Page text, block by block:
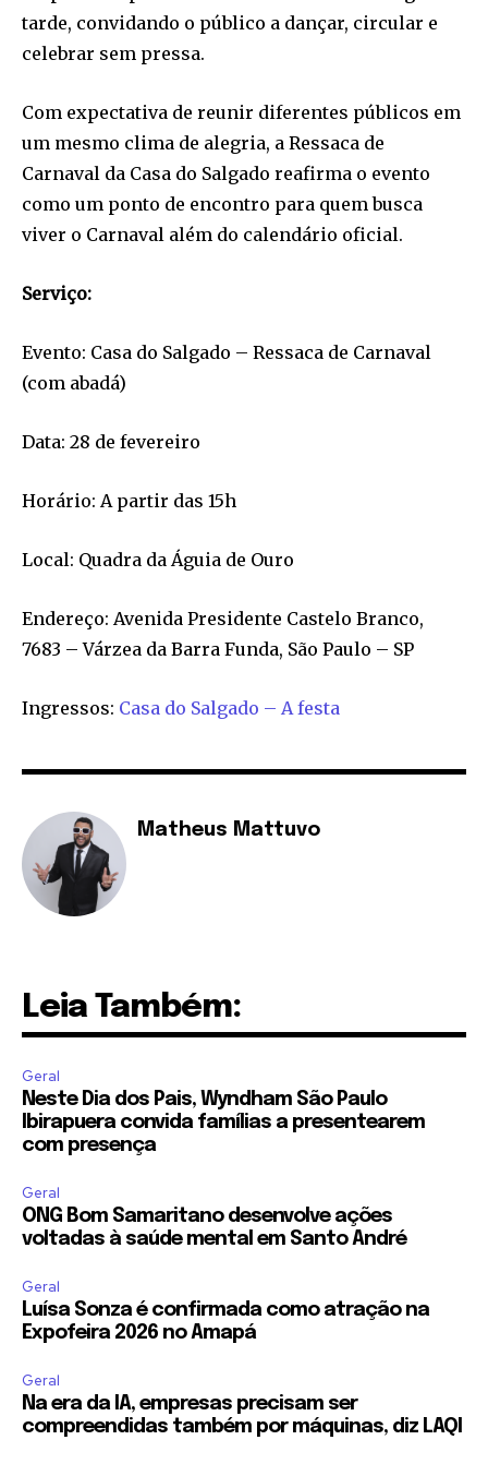
tarde, convidando o público a dançar, circular e
celebrar sem pressa.
Com expectativa de reunir diferentes públicos em
um mesmo clima de alegria, a Ressaca de
Carnaval da Casa do Salgado reafirma o evento
como um ponto de encontro para quem busca
viver o Carnaval além do calendário oficial.
Serviço:
Evento: Casa do Salgado – Ressaca de Carnaval
(com abadá)
Data: 28 de fevereiro
Horário: A partir das 15h
Local: Quadra da Águia de Ouro
Endereço: Avenida Presidente Castelo Branco,
7683 – Várzea da Barra Funda, São Paulo – SP
Ingressos: Casa do Salgado – A festa
Matheus Mattuvo
Leia Também:
Geral
Neste Dia dos Pais, Wyndham São Paulo
Ibirapuera convida famílias a presentearem
com presença
Geral
ONG Bom Samaritano desenvolve ações
voltadas à saúde mental em Santo André
Geral
Luísa Sonza é confirmada como atração na
Expofeira 2026 no Amapá
Geral
Na era da IA, empresas precisam ser
compreendidas também por máquinas, diz LAQI